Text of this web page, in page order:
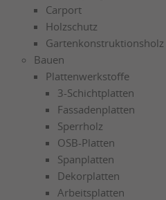
Carport
Holzschutz
Gartenkonstruktionsholz
Bauen
Plattenwerkstoffe
3-Schichtplatten
Fassadenplatten
Sperrholz
OSB-Platten
Spanplatten
Dekorplatten
Arbeitsplatten